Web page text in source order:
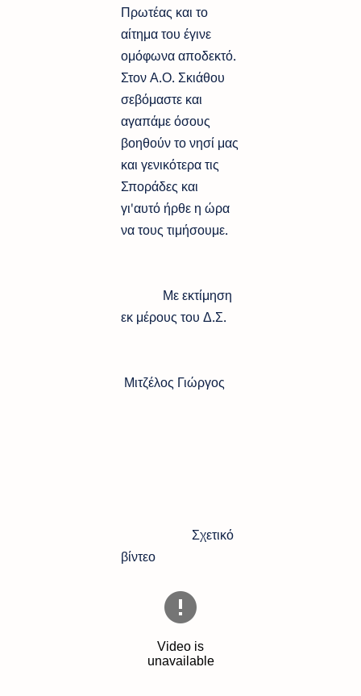
Πρωτέας και το
αίτημα του έγινε
ομόφωνα αποδεκτό.
Στον Α.Ο. Σκιάθου
σεβόμαστε και
αγαπάμε όσους
βοηθούν το νησί μας
και γενικότερα τις
Σποράδες και
γι'αυτό ήρθε η ώρα
να τους τιμήσουμε.
Με εκτίμηση
εκ μέρους του Δ.Σ.
Μιτζέλος Γιώργος
Σχετικό
βίντεο